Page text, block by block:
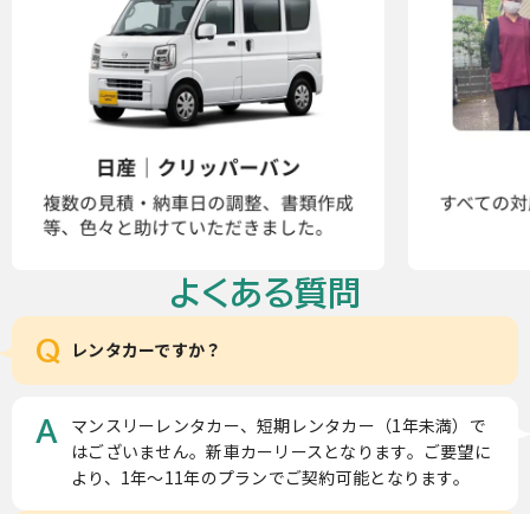
よくある質問
Q レンタカーですか？
A
マンスリーレンタカー、短期レンタカー（1年未満）で
はございません。新車カーリースとなります。ご要望に
より、1年～11年のプランでご契約可能となります。